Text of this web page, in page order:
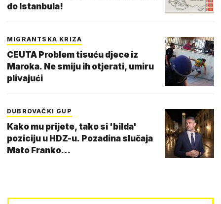
do Istanbula!
MIGRANTSKA KRIZA
CEUTA Problem tisuću djece iz
Maroka. Ne smiju ih otjerati, umiru
plivajući
DUBROVAČKI GUP
Kako mu prijete, tako si 'bilda'
poziciju u HDZ-u. Pozadina slučaja
Mato Franko…